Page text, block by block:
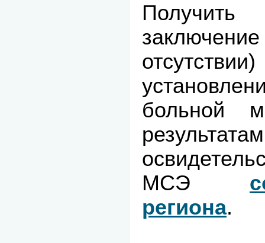
больной
МСЭ
региона.